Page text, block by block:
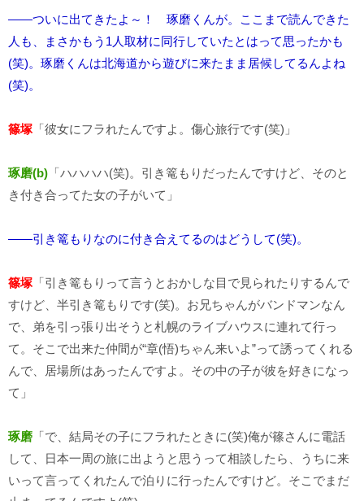
――ついに出てきたよ～！ 琢磨くんが。ここまで読んできた
人も、まさかもう1人取材に同行していたとはって思ったかも
(笑)。琢磨くんは北海道から遊びに来たまま居候してるんよね
(笑)。
篠塚 「彼女にフラれたんですよ。傷心旅行です(笑)」
琢磨(b) 「ハハハハ(笑)。引き篭もりだったんですけど、そのと
き付き合ってた女の子がいて」
――引き篭もりなのに付き合えてるのはどうして(笑)。
篠塚 「引き篭もりって言うとおかしな目で見られたりするんで
すけど、半引き篭もりです(笑)。お兄ちゃんがバンドマンなん
で、弟を引っ張り出そうと札幌のライブハウスに連れて行っ
て。そこで出来た仲間が“章(悟)ちゃん来いよ”って誘ってくれる
んで、居場所はあったんですよ。その中の子が彼を好きになっ
て」
琢磨 「で、結局その子にフラれたときに(笑)俺が篠さんに電話
して、日本一周の旅に出ようと思うって相談したら、うちに来
いって言ってくれたんで泊りに行ったんですけど。そこでまだ